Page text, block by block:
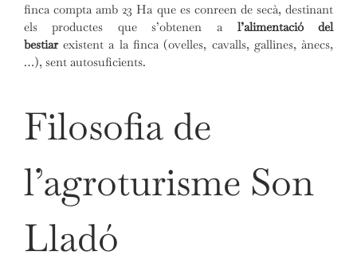
finca compta amb 23 Ha que es conreen de secà, destinant
els productes que s’obtenen a l’alimentació del
bestiarexistent a la finca (ovelles, cavalls, gallines, ànecs,
…), sent autosuficients.
Filosofia de
l’agroturisme Son
Lladó